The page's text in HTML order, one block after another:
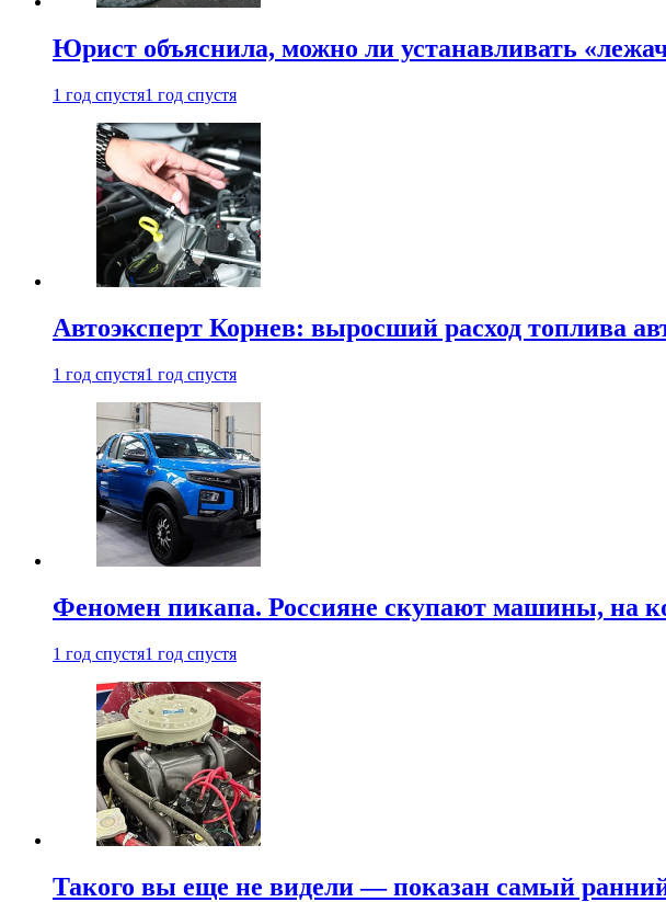
Юрист объяснила, можно ли устанавливать
1 год спустя1 год спустя
Автоэксперт Корнев: выросший расход топлива
1 год спустя1 год спустя
Феномен пикапа. Россияне скупают машины, на
1 год спустя1 год спустя
Такого вы еще не видели — показан самый